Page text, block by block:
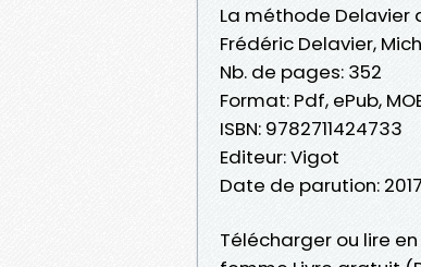
La méthode
Frédéric Delavier,
Nb. de pages: 352
Format: Pdf, ePub,
ISBN: 9782711424733
Editeur: Vigot
Date de parution: 2017
Télécharger ou lire